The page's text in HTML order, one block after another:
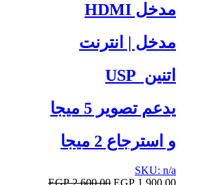
مدخل HDMI
مدخل | انترنت
اتنين USP
يدعم تصوير 5 ميجا
و استرجاع 2 ميجا
SKU: n/a
EGP 1.900,00
EGP2.600,00